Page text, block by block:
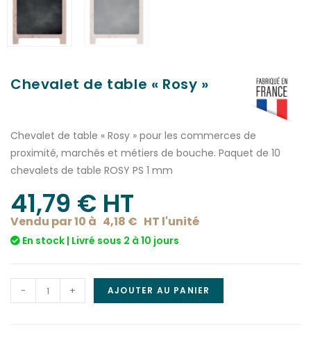
Chevalet de table « Rosy »
Chevalet de table « Rosy » pour les commerces de
proximité, marchés et métiers de bouche. Paquet de 10
chevalets de table ROSY PS 1 mm
41,79 € HT
Vendu par 10 à 4,18 € HT l'unité
En stock | Livré sous 2 à 10 jours
- + AJOUTER AU PANIER